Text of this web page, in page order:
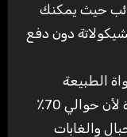
حيث يمكنك
دون دفع
الطبيعة
المسافرين والباحثين عن المغامرة لأن حوالي 70٪
والغابات